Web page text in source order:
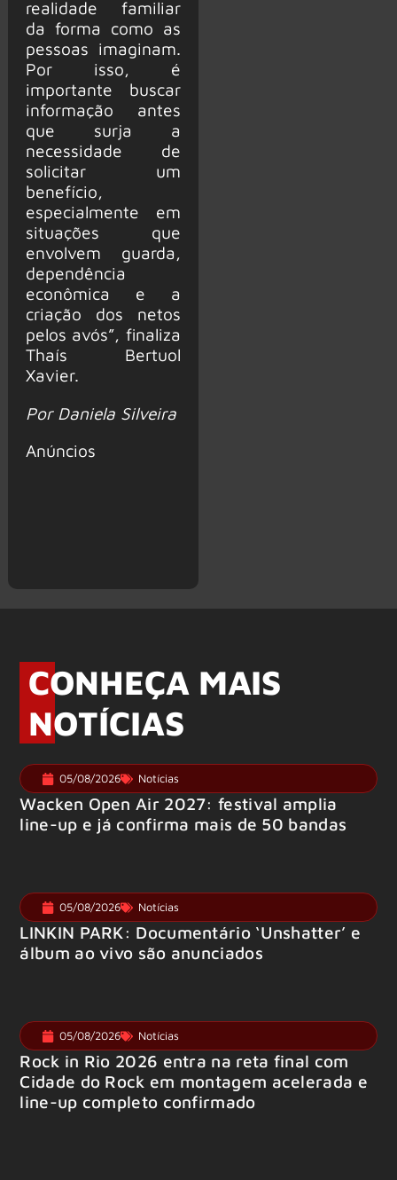
realidade familiar
da forma como as
pessoas imaginam.
Por isso, é
importante buscar
informação antes
que surja a
necessidade de
solicitar um
benefício,
especialmente em
situações que
envolvem guarda,
dependência
econômica e a
criação dos netos
pelos avós”, finaliza
Thaís Bertuol
Xavier.
Por Daniela Silveira
Anúncios
CONHEÇA MAIS
NOTÍCIAS
05/08/2026 Notícias
Wacken Open Air 2027: festival amplia
line-up e já confirma mais de 50 bandas
05/08/2026 Notícias
LINKIN PARK: Documentário ‘Unshatter’ e
álbum ao vivo são anunciados
05/08/2026 Notícias
Rock in Rio 2026 entra na reta final com
Cidade do Rock em montagem acelerada e
line-up completo confirmado